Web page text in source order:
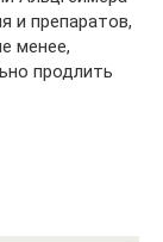
и препаратов,
менее,
продлить